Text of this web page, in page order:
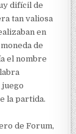
difícil de
tan valiosa
en
de
el nombre
juego
la partida.
de Forum,